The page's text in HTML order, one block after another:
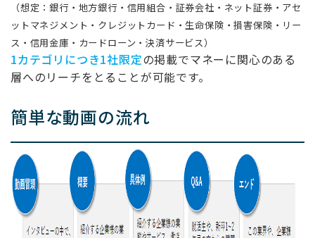
（想定：銀行・地方銀行・信用組合・証券会社・ネット証券・アセ
ットマネジメント・クレジットカード・生命保険・損害保険・リー
ス・信用金庫・カードローン・決済サービス）
1カテゴリにつき1社限定の掲載でマネーに関心のある
層へのリーチをとることが可能です。
簡単な動画の流れ